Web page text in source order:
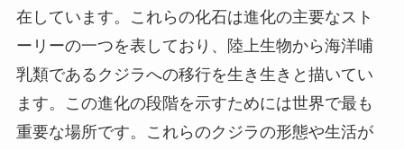
在しています。これらの化石は進化の主要なスト
ーリーの一つを表しており、陸上生物から海洋哺
乳類であるクジラへの移行を生き生きと描いてい
ます。この進化の段階を示すためには世界で最も
重要な場所です。これらのクジラの形態や生活が